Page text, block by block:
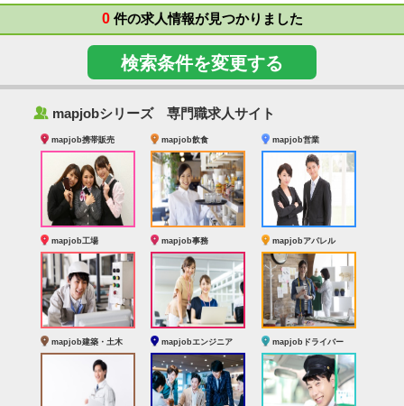
0件の求人情報が見つかりました
検索条件を変更する
‰ mapjobシリーズ 専門職求人サイト
mapjob携帯販売 mapjob飲食 mapjob営業
mapjob工場 mapjob事務 mapjobアパレル
mapjob建築・土木 mapjobエンジニア mapjobドライバー